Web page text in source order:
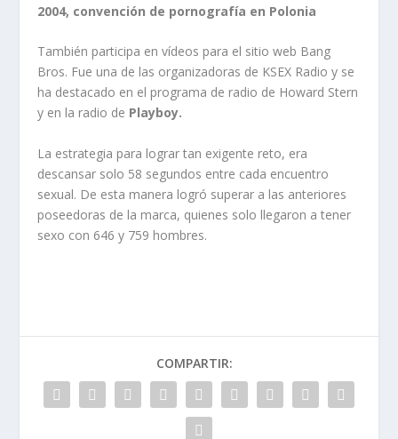
2004, convención de pornografía en Polonia
También participa en vídeos para el sitio web Bang
Bros. Fue una de las organizadoras de KSEX Radio y se
ha destacado en el programa de radio de Howard Stern
y en la radio de Playboy.
La estrategia para lograr tan exigente reto, era
descansar solo 58 segundos entre cada encuentro
sexual. De esta manera logró superar a las anteriores
poseedoras de la marca, quienes solo llegaron a tener
sexo con 646 y 759 hombres.
COMPARTIR: